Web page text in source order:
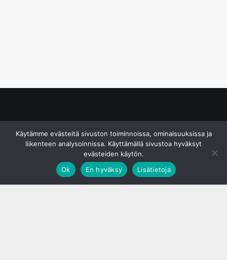
Käytämme evästeitä sivuston toiminnoissa, ominaisuuksissa ja
liikenteen analysoinnissa. Käyttämällä sivustoa hyväksyt
evästeiden käytön.
Ok
En hyväksy Lisätietoja